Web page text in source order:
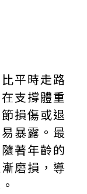
平時走路
支撐體重
損傷或退
暴露。最
著年齡的
磨損，導